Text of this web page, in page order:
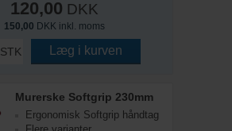
120,00 DKK
150,00 DKK inkl. moms
STK Læg i kurven
Murerske Softgrip 230mm
Ergonomisk Softgrip håndtag